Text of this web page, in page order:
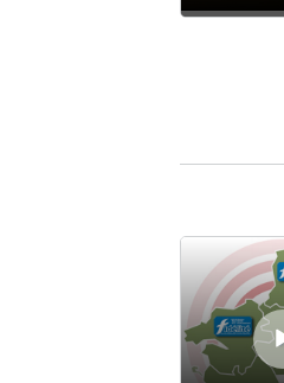
Lecteur audio